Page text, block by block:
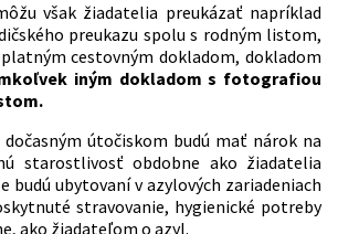
však žiadatelia preukázať napríklad
preukazu spolu s rodným listom,
cestovným dokladom, dokladom
iným dokladom s fotografiou
dočasným útočiskom budú mať nárok na
starostlivosť obdobne ako žiadatelia
budú ubytovaní v azylových zariadeniach
stravovanie, hygienické potreby
ako žiadateľom o azyl.